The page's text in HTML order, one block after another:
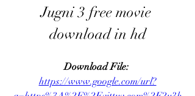
Jugni 3 free movie
download in hd
https://www.google.com/url?